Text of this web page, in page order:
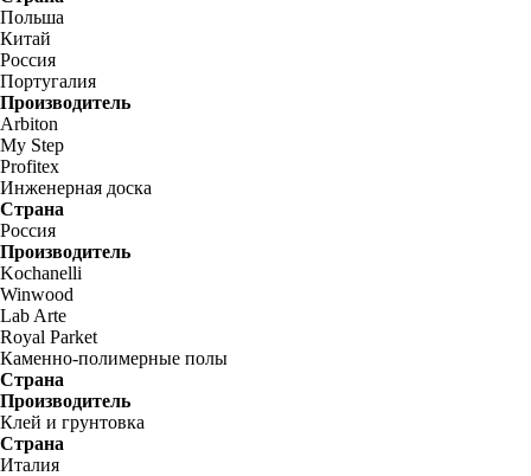
Польша
Китай
Россия
Португалия
Производитель
Arbiton
My Step
Profitex
Инженерная доска
Страна
Россия
Производитель
Kochanelli
Winwood
Lab Arte
Royal Parket
Каменно-полимерные полы
Страна
Производитель
Клей и грунтовка
Страна
Италия